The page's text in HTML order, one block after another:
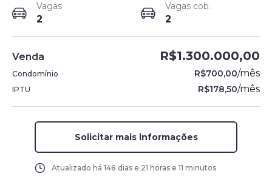
Vagas
2
Vagas cob.
2
Venda R$1.300.000,00
Condomínio R$700,00/mês
IPTU R$178,50/mês
Solicitar mais informações
Atualizado há 148 dias e 21 horas e 11 minutos